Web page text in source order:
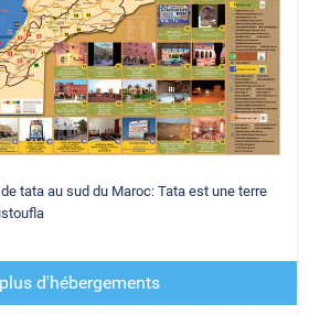
tata au sud du Maroc: Tata est une terre
d'hébergements